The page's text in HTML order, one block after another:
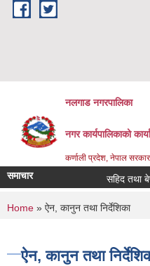
Skip to main content
नलगाड नगरपालिका
नगर कार्यपालिकाको
कर्णाली प्रदेश, नेपाल सरकार
समाचार सहिद तथा बेपत्ता
You are here
Home » ऐन, कानुन तथा निर्देशिका
ऐन, कानुन तथा